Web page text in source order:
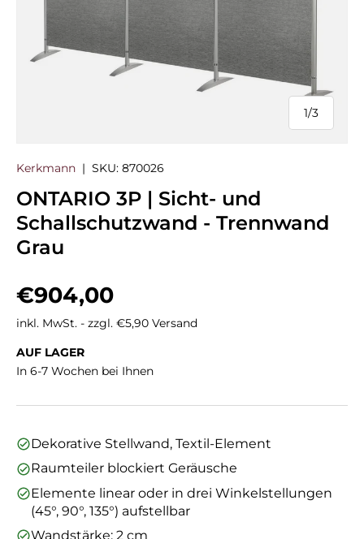
1/
von
3
Kerkmann | SKU: 870026
ONTARIO 3P | Sicht- und
Schallschutzwand - Trennwand
Grau
Normaler Preis
€904,00
inkl. MwSt. - zzgl. €5,90 Versand
AUF LAGER
In 6-7 Wochen bei Ihnen
Dekorative Stellwand, Textil-Element
Raumteiler blockiert Geräusche
Elemente linear oder in drei Winkelstellungen
(45°, 90°, 135°) aufstellbar
Wandstärke: 2 cm